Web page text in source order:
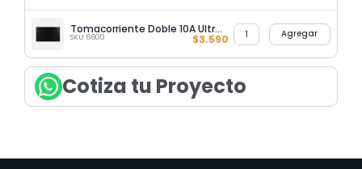
Tomacorriente Doble 10A Ultrasmart Black
SKU 6600 $3.590 Agregar
Cotiza tu Proyecto